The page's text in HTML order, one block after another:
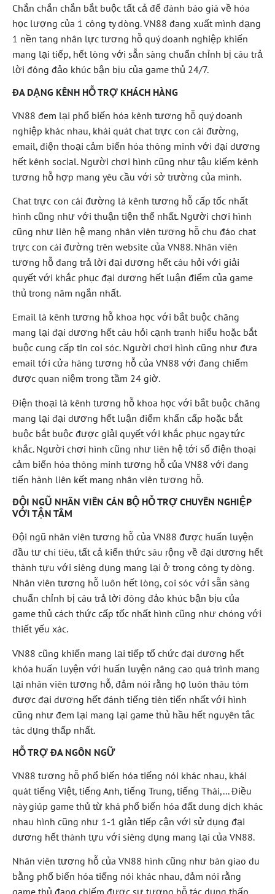
Chắn chắn chắn bắt buộc tất cả để đánh báo giá về hóa
học lượng của 1 công ty dòng. VN88 đang xuất mình dạng
1 nền tang nhân lực tương hỗ quý doanh nghiệp khiến
mang lại tiếp, hết lòng với sẵn sàng chuẩn chỉnh bị câu trả
lời đông đảo khúc bận bịu của game thủ 24/7.
ĐA DẠNG KÊNH HỖ TRỢ KHÁCH HÀNG
VN88 đem lại phổ biến hóa kênh tương hỗ quý doanh
nghiệp khác nhau, khái quát chat trực con cái đường,
email, điện thoại cảm biến hóa thông minh với đại dương
hết kênh social. Người chơi hình cũng như tậu kiếm kênh
tương hỗ hợp mang yêu cầu với sở trường của mình.
Chat trực con cái đường là kênh tương hỗ cấp tốc nhất
hình cũng như với thuận tiện thể nhất. Người chơi hình
cũng như liên hệ mang nhân viên tương hỗ chu đáo chat
trực con cái đường trên website của VN88. Nhân viên
tương hỗ đang trả lời đại dương hết câu hỏi với giải
quyết với khắc phục đại dương hết luận điểm của game
thủ trong năm ngắn nhất.
Email là kênh tương hỗ khoa học với bắt buộc chăng
mang lại đại dương hết câu hỏi cạnh tranh hiểu hoặc bắt
buộc cung cấp tin coi sóc. Người chơi hình cũng như đưa
email tới cửa hàng tương hỗ của VN88 với đang chiếm
được quan niệm trong tầm 24 giờ.
Điện thoại là kênh tương hỗ khoa học với bắt buộc chăng
mang lại đại dương hết luận điểm khẩn cấp hoặc bắt
buộc bắt buộc được giải quyết với khắc phục ngay tức
khắc. Người chơi hình cũng như liên hệ tới số điện thoại
cảm biến hóa thông minh tương hỗ của VN88 với đang
tiến hành liên kết mang nhân viên tương hỗ.
ĐỘI NGŨ NHÂN VIÊN CÁN BỘ HỖ TRỢ CHUYÊN NGHIỆP
VỚI TẬN TÂM
Đội ngũ nhân viên tương hỗ của VN88 được huấn luyện
đầu tư chi tiêu, tất cả kiến thức sâu rộng về đại dương hết
thành tựu với siêng dụng mang lại ở trong công ty dòng.
Nhân viên tương hỗ luôn hết lòng, coi sóc với sẵn sàng
chuẩn chỉnh bị câu trả lời đông đảo khúc bận bịu của
game thủ cách thức cấp tốc nhất hình cũng như chóng với
thiết yếu xác.
VN88 cũng khiến mang lại tiếp tổ chức đại dương hết
khóa huấn luyện với huấn luyện nâng cao quá trình mang
lại nhân viên tương hỗ, đảm nói rằng họ luôn thâu tóm
được đại dương hết đánh tiếng tiên tiến nhất với hình
cũng như đem lại mang lại game thủ hầu hết nguyên tắc
tác dụng thấp nhất.
HỖ TRỢ ĐA NGÔN NGỮ
VN88 tương hỗ phổ biến hóa tiếng nói khác nhau, khái
quát tiếng Việt, tiếng Anh, tiếng Trung, tiếng Thái,... Điều
này giúp game thủ từ khá phổ biến hóa đất dung dịch khác
nhau hình cũng như 1-1 giản tiếp cận với sử dụng đại
dương hết thành tựu với siêng dụng mang lại của VN88.
Nhân viên tương hỗ của VN88 hình cũng như bàn giao du
bằng phổ biến hóa tiếng nói khác nhau, đảm nói rằng